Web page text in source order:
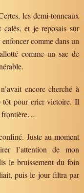
les demi-tonneaux
calés, et je reposais sur
comme dans un
comme un sac de
encore cherché à
tôt pour crier victoire. Il
frontière…
Juste au moment
l’attention de mon
le bruissement du foin
puis le jour filtra par